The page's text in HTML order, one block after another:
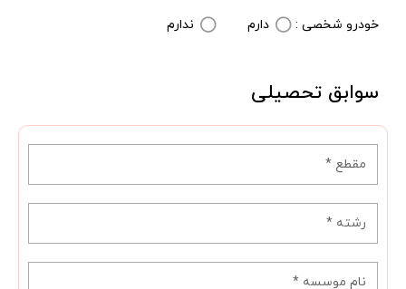
خودرو شخصی : دارم ندارم
سوابق تحصیلی